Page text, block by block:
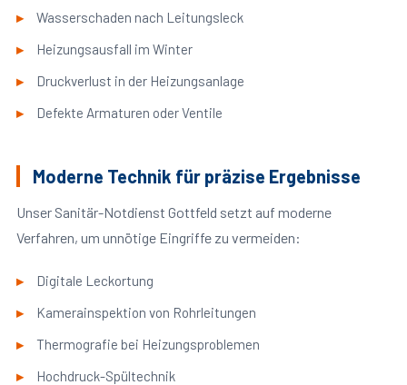
Wasserschaden nach Leitungsleck
Heizungsausfall im Winter
Druckverlust in der Heizungsanlage
Defekte Armaturen oder Ventile
Moderne Technik für präzise Ergebnisse
Unser Sanitär-Notdienst Gottfeld setzt auf moderne
Verfahren, um unnötige Eingriffe zu vermeiden:
Digitale Leckortung
Kamerainspektion von Rohrleitungen
Thermografie bei Heizungsproblemen
Hochdruck-Spültechnik